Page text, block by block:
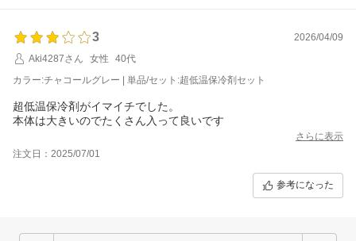
3
2026/04/09
Aki4287さん
女性
40代
カラー:チャコールグレー | 単品/セット:超低温保冷剤セット
超低温保冷剤がイマイチでした。
本体は大きいのでたくさん入って良いです
さらに表示
注文日：2025/07/01
参考になった